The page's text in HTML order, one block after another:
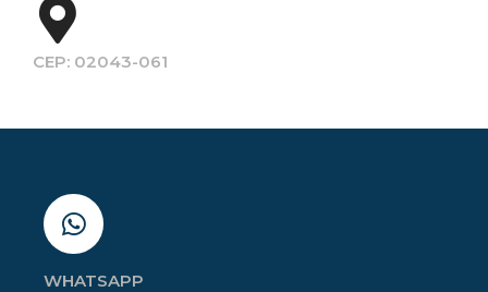
CEP: 02043-061
WHATSAPP